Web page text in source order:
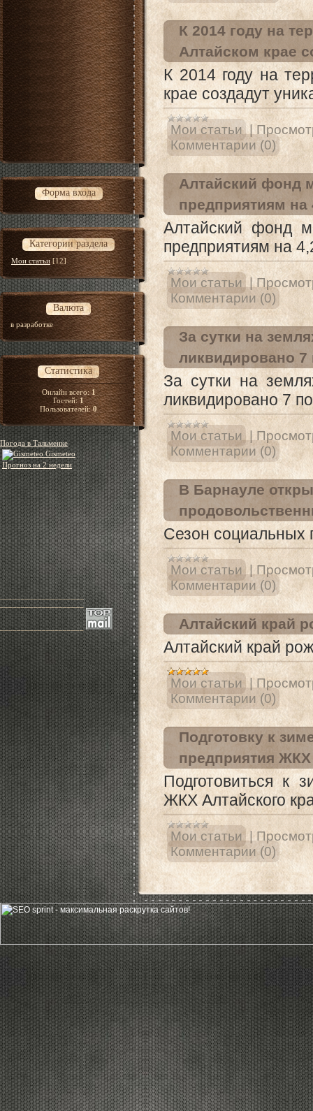
Форма входа
Категории раздела
Мои статьи [12]
Валюта
в разработке
Статистика
Онлайн всего:1
Гостей:1
Пользователей:0
Погода в Тальменке
Gismeteo
Прогноз на 2 недели
____________________
____________________
____________________
К 2014 году на
Алтайском крае
К 2014 году на
крае создадут
Мои статьи |
Комментарии (0)
Алтайский фонд
предприятиям
Алтайский фонд
предприятиям на
Мои статьи |
Комментарии (0)
За сутки на
ликвидировано 7
За сутки на
ликвидировано 7
Мои статьи
Комментарии (0)
В Барнауле
Сезон социальных
Мои статьи
Комментарии (0)
Алтайский край
Алтайский край
Мои статьи |
Комментарии (0)
Подготовку к
предприятия ЖКХ
Подготовиться к
ЖКХ Алтайского
Мои статьи |
Комментарии (0)